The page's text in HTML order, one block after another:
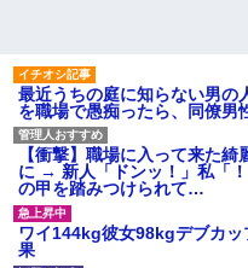
最近うちの庭に知らない男の
を職場で愚痴ったら、同僚男
【衝撃】職場に入って来た
に → 新人「ドンッ！」私「
の甲を踏みつけられて…
ワイ144kg彼女98kgデブカ
果